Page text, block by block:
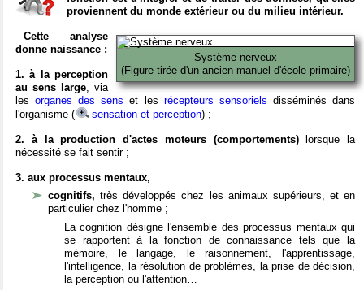
proviennent du monde extérieur ou du milieu intérieur.
Système nerveux
(Figure tirée d'un ancien manuel d'école primaire)
Cette analyse
donne naissance :
1. à la perception
au sens large, via
lesorganes des sens et les récepteurs sensoriels disséminés dans
l'organisme (
sensation et perception) ;
2. à la production d'actes moteurs (comportements)lorsque la
nécessité se fait sentir ;
3. aux processus mentaux,
cognitifs,très développés chez les animaux supérieurs, et en
particulier chez l'homme ;
La cognition désigne l'ensemble des processus mentaux qui
se rapportent à la fonction de connaissance tels que la
mémoire, le langage, le raisonnement, l'apprentissage,
l'intelligence, la résolution de problèmes, la prise de décision,
la perception ou l'attention…